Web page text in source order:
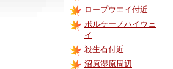
ロープウエイ付近
ボルケーノハイウェ
イ
殺生石付近
沼原湿原周辺